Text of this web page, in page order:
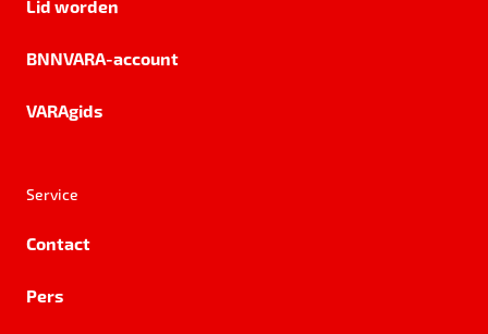
Lid worden
BNNVARA-account
VARAgids
Service
Contact
Pers